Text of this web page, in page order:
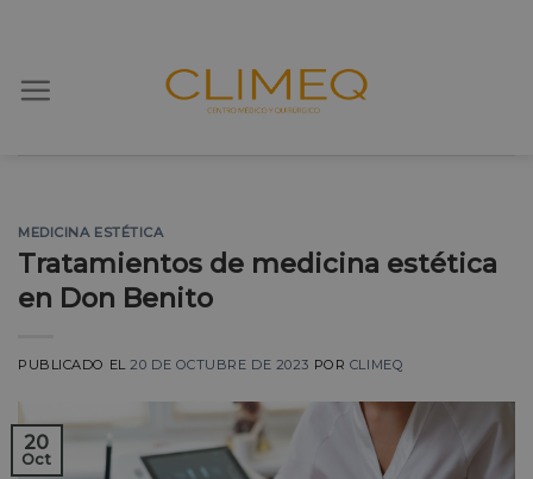
MEDICINA ESTÉTICA
Tratamientos de medicina estética
en Don Benito
PUBLICADO EL20 DE OCTUBRE DE 2023 POR CLIMEQ
20
Oct